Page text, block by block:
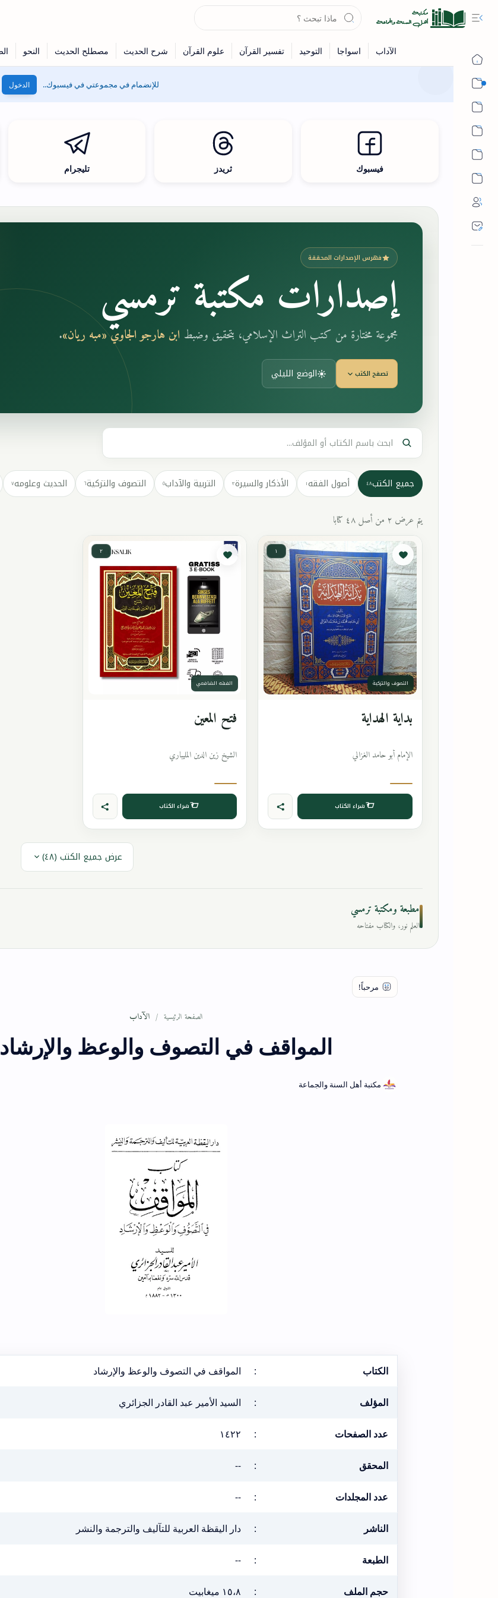
للإنضمام في مجموعتي في فيسبوك.. الدخول
فيسبوك ثريدز تليجرام
فهرس الإصدارات المحققة
إصدارات مكتبة ترمسي
مجموعة مختارة من كتب التراث الإسلامي، بتحقيق وضبط ابن هارجو الجاوي «مبه ريان».
تصفح الكتب الوضع الليلي
جميع الكتب٤٨ أصول الفقه١ الأذكار والسيرة٣ التربية والآداب٥ التصوف والتزكية٦ الحديث وعلومه٧
يتم عرض ٢ من أصل ٤٨ كتابا
١
التصوف والتزكية
بداية الهداية
الإمام أبو حامد الغزالي
شراء الكتاب
٢
الفقه الشافعي
فتح المعين
الشيخ زين الدين المليباري
شراء الكتاب
عرض جميع الكتب (٤٨)
مطبعة ومكتبة ترمسي
العلم نور، والكتاب مفتاحه
الصفحة الرئيسية الآداب
المواقف في التصوف والوعظ والإرشاد
الكتاب : المواقف في التصوف والوعظ والإرشاد
المؤلف : السيد الأمير عبد القادر الجزائري
عدد الصفحات : ١٤٢٢
المحقق :
--
عدد المجلدات :
--
الناشر : دار اليقظة العربية للتآليف والترجمة والنشر
الطبعة :
--
حجم الملف : ١٥،٨ ميغابيت